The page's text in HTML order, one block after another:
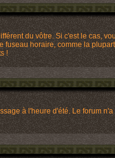
du vôtre. Si c'est le cas,
horaire, comme la
!
à l'heure d'été. Le forum